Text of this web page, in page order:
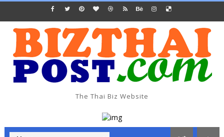
The Thai Biz Website